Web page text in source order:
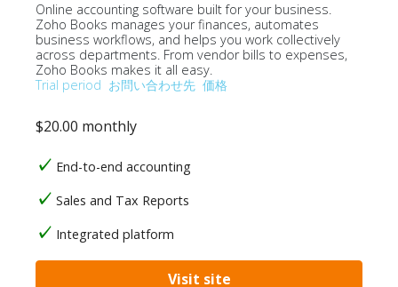
Online accounting software built for your business.
Zoho Books manages your finances, automates
business workflows, and helps you work collectively
across departments. From vendor bills to expenses,
Zoho Books makes it all easy.
Trial period お問い合わせ先 価格
$20.00 monthly
End-to-end accounting
Sales and Tax Reports
Integrated platform
Visit site